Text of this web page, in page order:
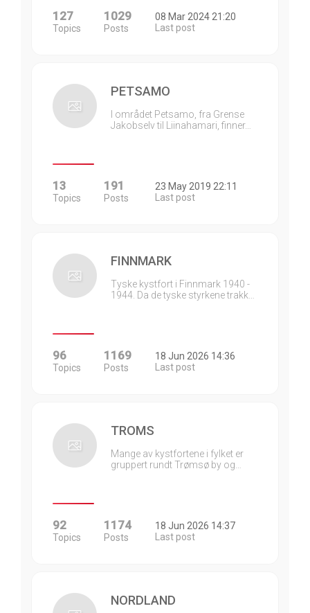
127
Topics
1029
Posts
08 Mar 2024 21:20
Last post
PETSAMO
I området Petsamo, fra Grense
Jakobselv til Liinahamari, finner…
13
Topics
191
Posts
23 May 2019 22:11
Last post
FINNMARK
Tyske kystfort i Finnmark 1940 -
1944. Da de tyske styrkene trakk…
96
Topics
1169
Posts
18 Jun 2026 14:36
Last post
TROMS
Mange av kystfortene i fylket er
gruppert rundt Trømsø by og…
92
Topics
1174
Posts
18 Jun 2026 14:37
Last post
NORDLAND